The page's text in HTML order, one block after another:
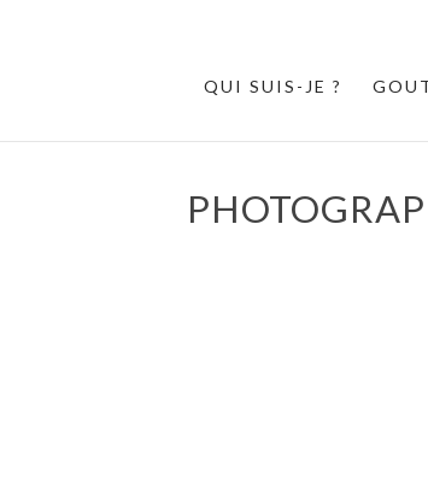
QUI SUIS-JE ?